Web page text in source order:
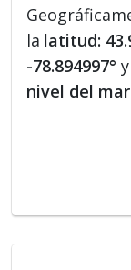
la latitud:
-78.894997°
nivel del mar